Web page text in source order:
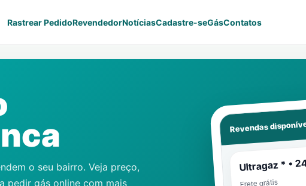
Rastrear PedidoRevendedorNotíciasCadastre-seGásContatos
o seu bairro. Veja preço,
pedir gás online com mais
Revendas
Ultragaz * •
Frete grátis